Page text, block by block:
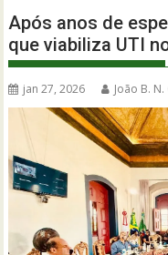
Após anos de
que viabiliza UTI
jan 27, 2026 João B.